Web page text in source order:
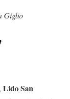
Giglio
Lido San